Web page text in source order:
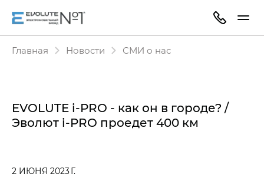
Главная Новости СМИ о нас
EVOLUTE i‑PRO - как он в городе? /
Эволют i‑PRO проедет 400 км
2 ИЮНЯ 2023 Г.